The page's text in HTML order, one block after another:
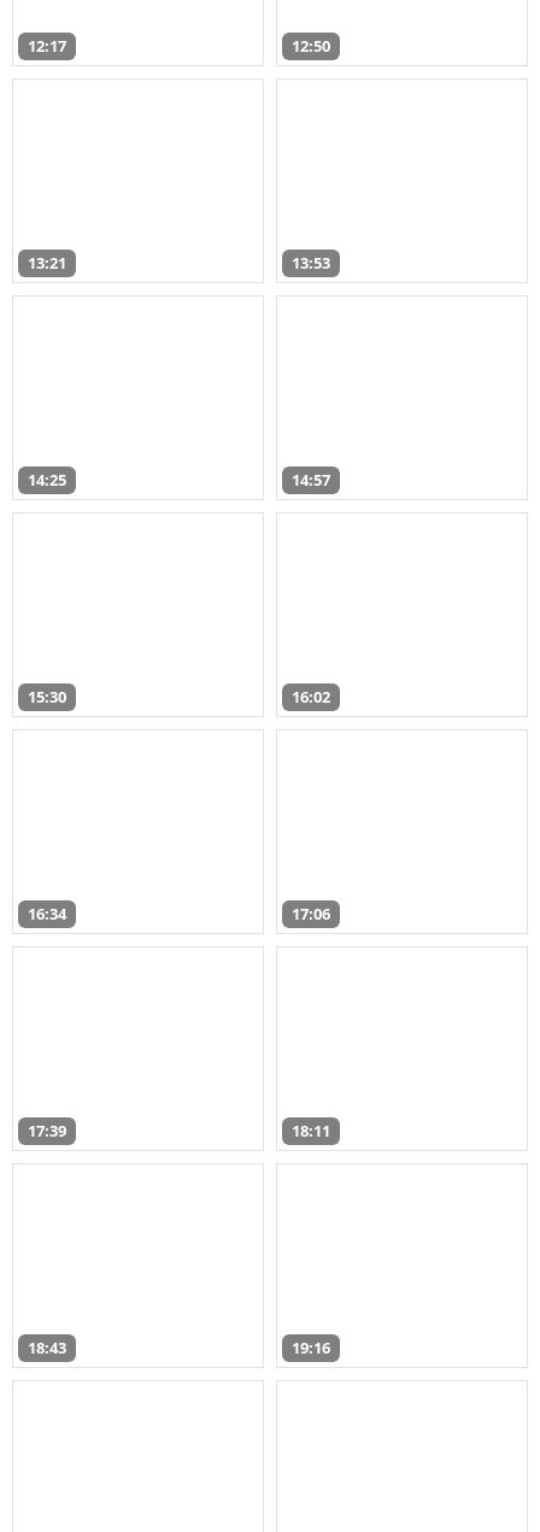
12:17 12:50
13:21 13:53
14:25 14:57
15:30 16:02
16:34 17:06
17:39 18:11
18:43 19:16